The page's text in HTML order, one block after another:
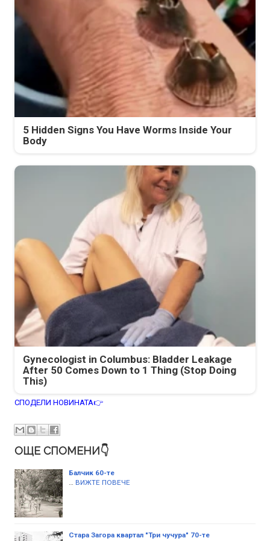
5 Hidden Signs You Have Worms Inside Your
Body
Gynecologist in Columbus: Bladder Leakage
After 50 Comes Down to 1 Thing (Stop Doing
This)
СПОДЕЛИ НОВИНАТА👉
ОЩЕ СПОМЕНИ👇
Балчик 60-те
ВИЖТЕ ПОВЕЧЕ
Стара Загора квартал "Три чучура" 70-те